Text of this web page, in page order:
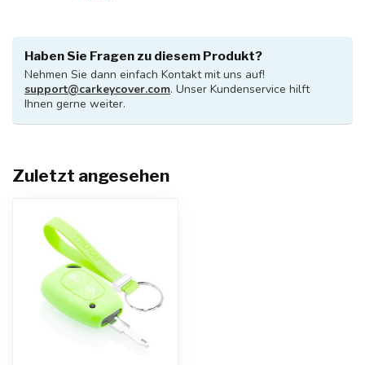
Haben Sie Fragen zu diesem Produkt?
Nehmen Sie dann einfach Kontakt mit uns auf!
support@carkeycover.com. Unser Kundenservice hilft
Ihnen gerne weiter.
Zuletzt angesehen